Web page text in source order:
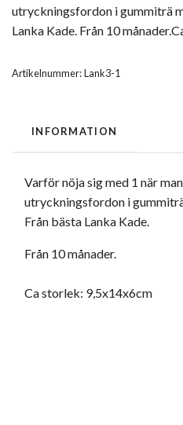
utryckningsfordon i gummiträ
Lanka Kade. Från 10
Artikelnummer:Lank3-1
INFORMATION
Varför nöja sig med 1 när
utryckningsfordon i
Från bästa Lanka Kade.
Från 10 månader.
Ca storlek: 9,5x14x6cm